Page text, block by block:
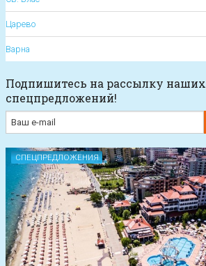
Царево
Варна
Подпишитесь на рассылку наших
спецпредложений!
СПЕЦПРЕДЛОЖЕНИЯ